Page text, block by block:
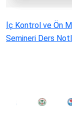
İç Kontrol ve Ön
Semineri Ders